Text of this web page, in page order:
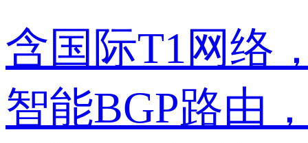
含国际T1网络
智能BGP路由